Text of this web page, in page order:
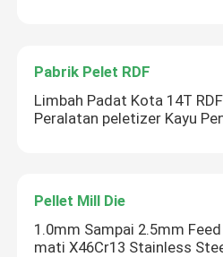
Pabrik Pelet RDF
Limbah Padat Kota 14T
Peralatan peletizer Kayu
Pellet Mill Die
1.0mm Sampai 2.5mm
mati X46Cr13 Stainless